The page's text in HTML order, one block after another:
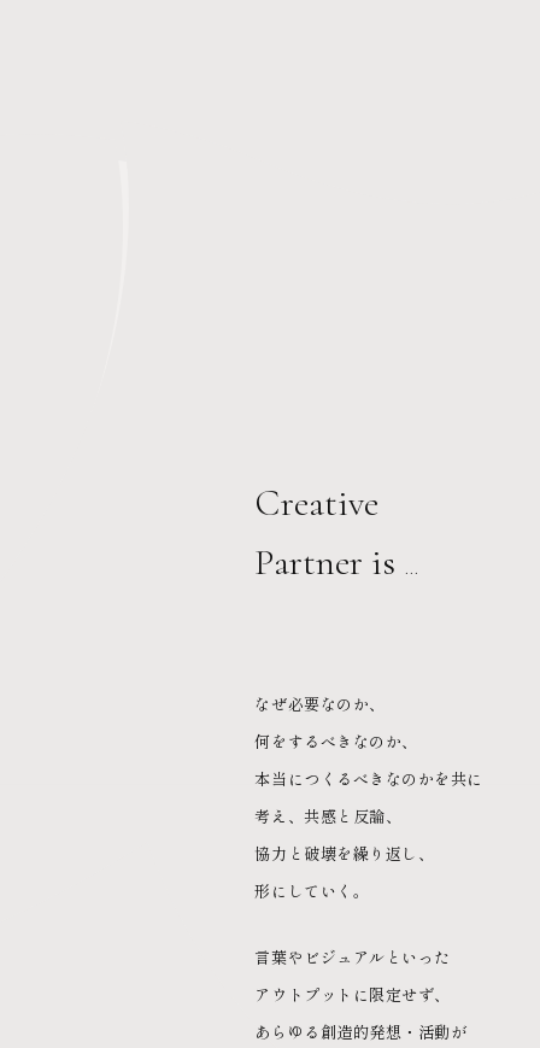
Creative
Partner is ...
なぜ必要なのか、
何をするべきなのか、
本当につくるべきなのかを共に
考え、共感と反論、
協力と破壊を繰り返し、
形にしていく。
言葉やビジュアルといった
アウトプットに限定せず、
あらゆる創造的発想・活動が